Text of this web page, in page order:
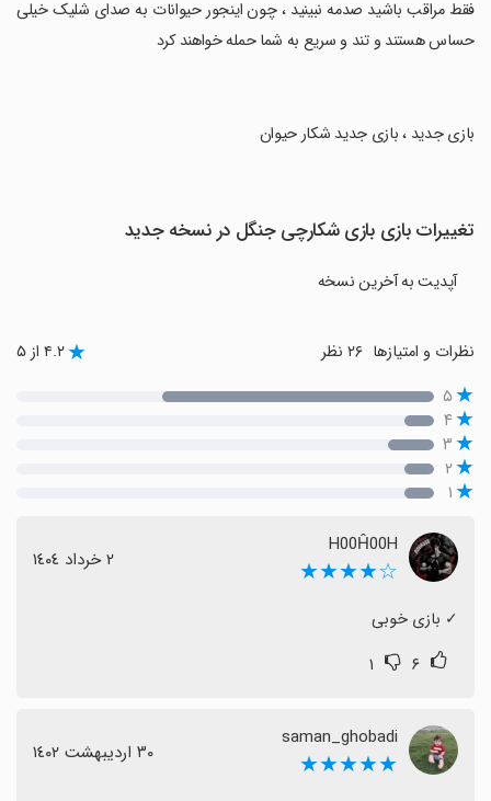
‏فقط مراقب باشید صدمه نبینید ، چون اینجور حیوانات به صدای شلیک خیلی
حساس هستند و تند و سریع به شما حمله خواهند کرد
‏بازی جدید ، بازی جدید شکار حیوان
تغییرات بازی بازی شکارچی جنگل در نسخه جدید
آپدیت به آخرین نسخه
نظرات و امتیازها ۴.۲ از ۵
۵
۴
۳
۲
۱
H00Ĥ00H
☆★★★★ ٢ خرداد ١٤٠٤
‏✓ بازی خوبی
۶ ۱
saman_ghobadi
★★★★★ ٣٠ اردیبهشت ١٤٠٢